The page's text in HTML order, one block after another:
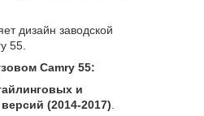
дизайн заводской
55.
Camry 55:
и
(2014-2017)